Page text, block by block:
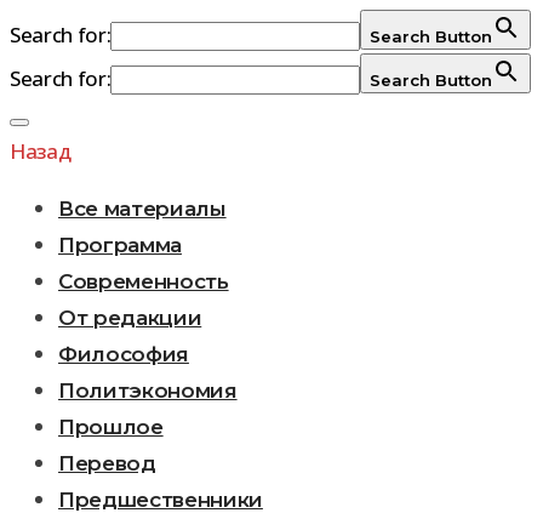
Search for: Search Button
Search for: Search Button
Перейти
к
Назад
Все материалы
Программа
Современность
От редакции
Философия
Политэкономия
Прошлое
Перевод
Предшественники